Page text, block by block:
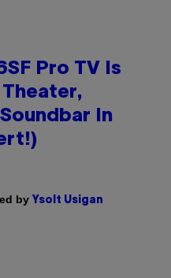
Pro TV Is
Theater,
In
by Ysolt Usigan